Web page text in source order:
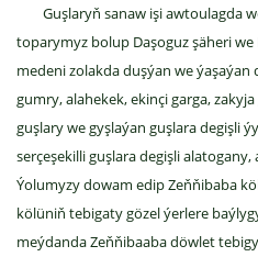
Guşlaryň sanaw işi awtoulagda
toparymyz bolup Daşoguz şäheri
medeni zolakda duşýan we ýaşaýan
gumry, alahekek, ekinçi garga,
guşlary we gyşlaýan guşlara degişli
serçeşekilli guşlara degişli
Ýolumyzy dowam edip Zeňňibaba
kölüniň tebigaty gözel ýerlere
meýdanda Zeňňibaaba döwlet